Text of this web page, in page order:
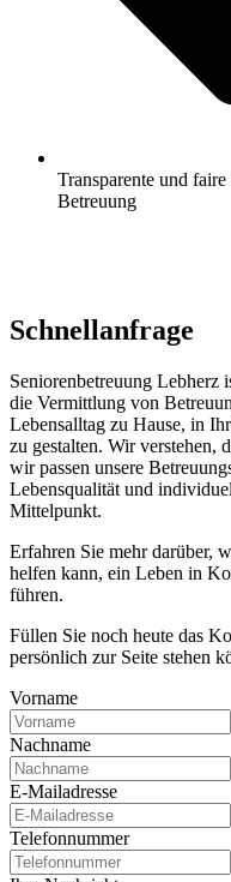
Transparente und
Betreuung
Schnell­anfrage
Seniorenbetreuung Lebherz
die Vermittlung von
Lebensalltag zu Hause, in
zu gestalten. Wir verstehen,
wir passen unsere
Lebensqualität und
Mittelpunkt.
Erfahren Sie mehr darüber,
helfen kann, ein Leben in
führen.
Füllen Sie noch heute das
persönlich zur Seite stehen
Vorname
Nachname
E-Mailadresse
Telefonnummer